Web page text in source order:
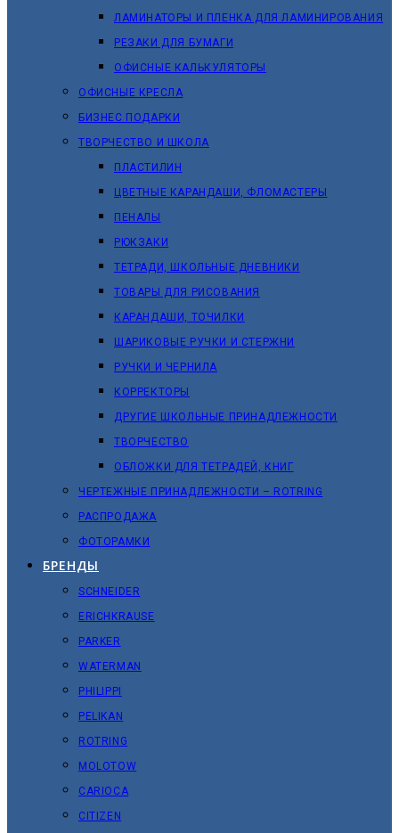
ЛАМИНАТОРЫ И ПЛЕНКА ДЛЯ ЛАМИНИРОВАНИЯ
РЕЗАКИ ДЛЯ БУМАГИ
ОФИСНЫЕ КАЛЬКУЛЯТОРЫ
ОФИСНЫЕ КРЕСЛА
БИЗНЕС ПОДАРКИ
ТВОРЧЕСТВО И ШКОЛА
ПЛАСТИЛИН
ЦВЕТНЫЕ КАРАНДАШИ, ФЛОМАСТЕРЫ
ПЕНАЛЫ
РЮКЗАКИ
ТЕТРАДИ, ШКОЛЬНЫЕ ДНЕВНИКИ
ТОВАРЫ ДЛЯ РИСОВАНИЯ
КАРАНДАШИ, ТОЧИЛКИ
ШАРИКОВЫЕ РУЧКИ И СТЕРЖНИ
РУЧКИ И ЧЕРНИЛА
КОРРЕКТОРЫ
ДРУГИЕ ШКОЛЬНЫЕ ПРИНАДЛЕЖНОСТИ
ТВОРЧЕСТВО
ОБЛОЖКИ ДЛЯ ТЕТРАДЕЙ, КНИГ
ЧЕРТЕЖНЫЕ ПРИНАДЛЕЖНОСТИ – ROTRING
РАСПРОДАЖА
ФОТОРАМКИ
БРЕНДЫ
SCHNEIDER
ERICHKRAUSE
PARKER
WATERMAN
PHILIPPI
PELIKAN
ROTRING
MOLOTOW
CARIOCA
CITIZEN